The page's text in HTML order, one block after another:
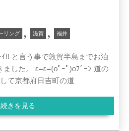
リング , 滋賀 , 福井
!! と言う事で敦賀半島までお泊
した。 ε=ε=(oﾟｰﾟ)oﾌﾞｰﾝ 道の
て京都府日吉町の道
続きを見る